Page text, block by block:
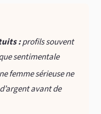
:profils souvent
sentimentale
femme sérieuse ne
avant de